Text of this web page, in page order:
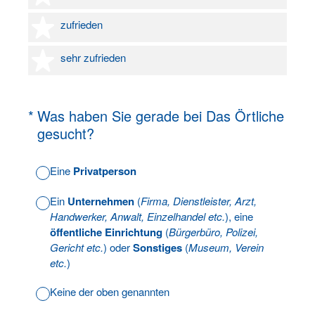
zufrieden
4 Sterne
sehr zufrieden
5 Sterne
* Was haben Sie gerade bei Das Örtliche
gesucht?
(Erforderlich.)
Eine Privatperson
Ein Unternehmen (Firma, Dienstleister, Arzt,
Handwerker, Anwalt, Einzelhandel etc.), eine
öffentliche Einrichtung (Bürgerbüro, Polizei,
Gericht etc.) oderSonstiges (Museum, Verein
etc.)
Keine der oben genannten